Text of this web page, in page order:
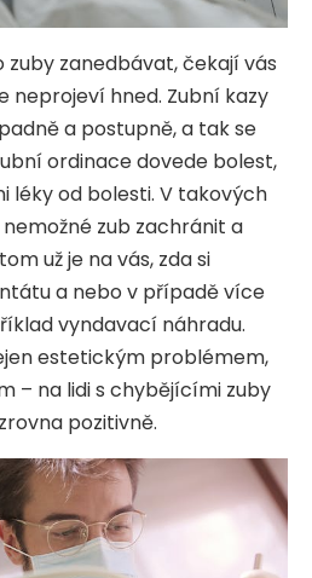
zanedbávat, čekají vás
neprojeví hned. Zubní kazy
a postupně, a tak se
ordinace dovede bolest,
léky od bolesti. V takových
zub zachránit a
už je na vás, zda si
a nebo v případě více
vyndavací náhradu.
estetickým problémem,
– na lidi s chybějícími zuby
pozitivně.